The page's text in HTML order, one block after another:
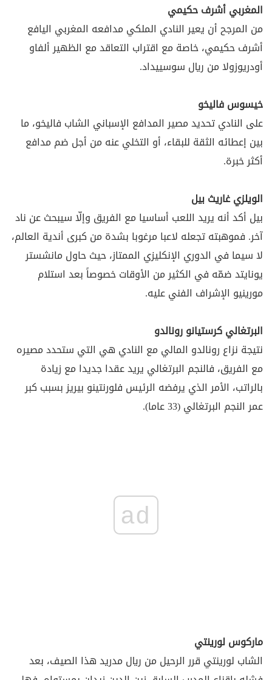
المغربي أشرف حكيمي
من المرجح أن يعير النادي الملكي مدافعه المغربي اليافع
أشرف حكيمي، خاصة مع اقتراب التعاقد مع الظهير ألفاو
أودريوزولا من ريال سوسييداد.
خيسوس فاليخو
على النادي تحديد مصير المدافع الإسباني الشاب فاليخو، ما
بين إعطائه الثقة للبقاء، أو التخلي عنه من أجل ضم مدافع
أكثر خبرة.
الويلزي غاريث بيل
بيل أكد أنه يريد اللعب أساسيا مع الفريق وإلّا سيبحث عن ناد
آخر. فموهبته تجعله لاعبا مرغوبا بشدة من كبرى أندية العالم،
لا سيما في الدوري الإنكليزي الممتاز، حيث حاول مانشستر
يونايتد ضمّه في الكثير من الأوقات خصوصاً بعد استلام
مورينيو الإشراف الفني عليه.
البرتغالي كرستيانو رونالدو
نتيجة نزاع رونالدو المالي مع النادي هي التي ستحدد مصيره
مع الفريق، فالنجم البرتغالي يريد عقدا جديدا مع زيادة
بالراتب، الأمر الذي يرفضه الرئيس فلورنتينو بيريز بسبب كبر
عمر النجم البرتغالي (33 عاما).
ad
ماركوس لورينتي
الشاب لورينتي قرر الرحيل من ريال مدريد هذا الصيف، بعد